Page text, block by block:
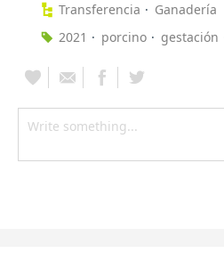
Transferencia
Ganadería
2021
porcino gestación